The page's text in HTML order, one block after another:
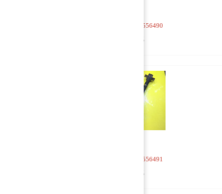
Тяга V-образная 20556490
5 000 руб
Тяга V-образная 20556491
7 500 руб